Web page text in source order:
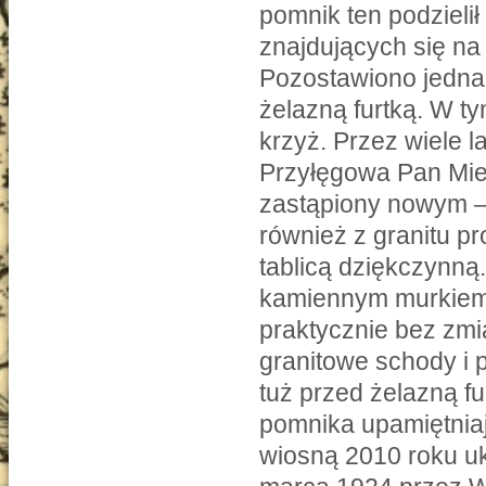
pomnik ten
znajdujących się
Pozostawiono
żelazną furtką. W
krzyż. Przez wiele
Przyłęgowa Pan
zastąpiony nowym
również z granitu
tablicą
kamiennym
praktycznie bez
granitowe schody i
tuż przed żelazną
pomnika
wiosną 2010 roku